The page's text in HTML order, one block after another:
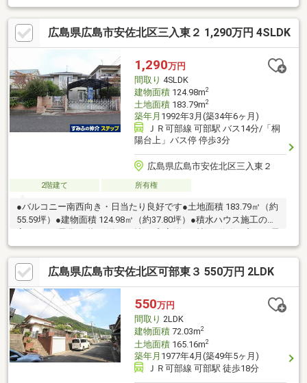
に左右されず洗濯が干せる浴室乾燥機付～ライフインフォメーシ
ョン～・広島市立三入小学校まで約1000ｍ(徒歩13分)・広島市立
三入中学校まで約1300ｍ(徒歩17分)・デイリーヤマザキ可部三入
店まで約750ｍ(徒歩10分)・フジ三入店まで約1000ｍ(徒歩13分)・
ウオンツ三入店まで約1400ｍ(徒歩18分)・三入郵便局まで約350ｍ
(徒歩5分)・三入第一公園まで約600ｍ(徒歩8分)
広島県広島市安佐北区三入東２ 1,290万円 4SLDK
1,290万円
間取り 4SLDK
建物面積124.98m2
土地面積183.79m2
築年月 1992年3月(築34年6ヶ月)
ＪＲ可部線 可部駅 バス14分/「桐
陽台上」バス停 停歩3分
広島県広島市安佐北区三入東２
2階建て 所有権
●バルコニー南西向き・日当たり良好です●土地面積 183.79㎡（約
55.59坪）●建物面積 124.98㎡（約37.80坪）●積水ハウス施工のお
動シャッター付設
広島県広島市安佐北区可部東３ 550万円 2LDK
550万円
間取り 2LDK
建物面積72.03m2
土地面積165.16m2
築年月 1977年4月(築49年5ヶ月)
ＪＲ可部線 可部駅 徒歩18分